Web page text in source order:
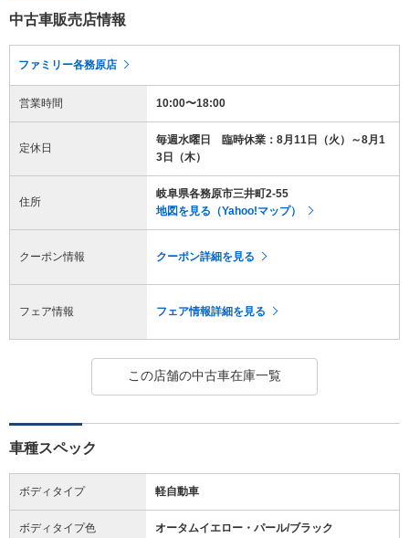
中古車販売店情報
ファミリー各務原店
営業時間 10:00〜18:00
定休日
毎週水曜日 臨時休業：8月11日（火）～8月1
3日（木）
住所
岐阜県各務原市三井町2-55
地図を見る（Yahoo!マップ）
クーポン情報 クーポン詳細を見る
フェア情報 フェア情報詳細を見る
この店舗の中古車在庫一覧
車種スペック
ボディタイプ 軽自動車
ボディタイプ色 オータムイエロー・パール/ブラック